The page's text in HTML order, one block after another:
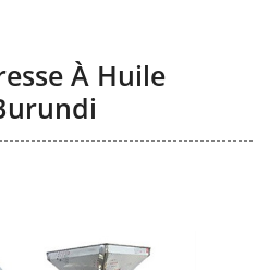
À Huile